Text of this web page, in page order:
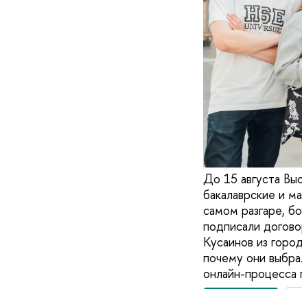
До 15 августа
бакалаврские и
самом разгаре,
подписали
Кусаинов из
почему они
онлайн-процесса